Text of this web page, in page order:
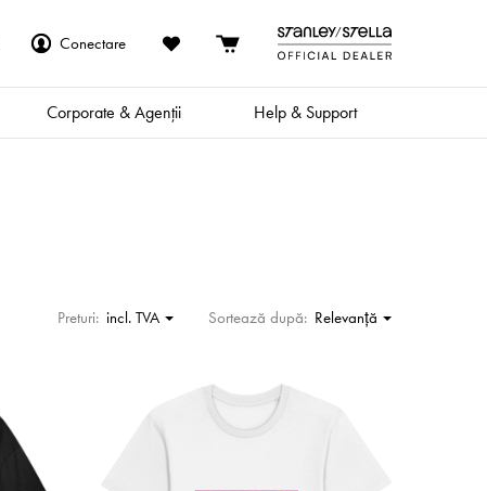
Conectare
Corporate & Agenții Help & Support
Preturi: incl. TVA Sortează după: Relevanţă